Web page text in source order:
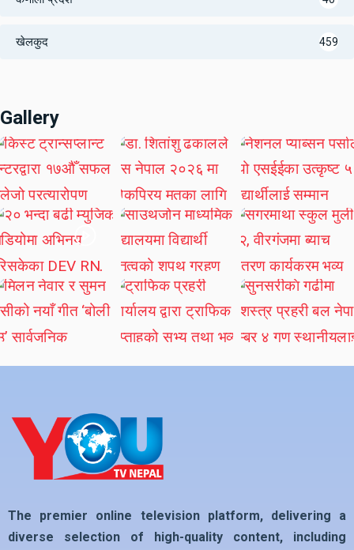
खेलकुद 459
Gallery
The premier online television platform, delivering a
diverse selection of high-quality content, including